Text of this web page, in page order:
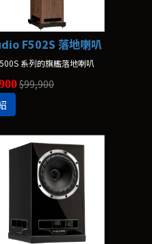
F502S 落地喇叭
系列的旗艦落地喇叭
$99,900